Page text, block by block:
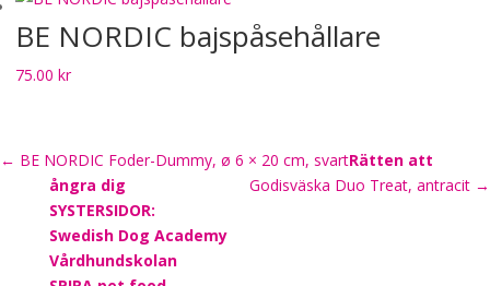
BE NORDIC bajspåsehållare
75.00 kr
← BE NORDIC Foder-Dummy, ø 6 × 20 cm, svart
Godisväska Duo Treat, antracit →
Rätten att
ångra dig
SYSTERSIDOR:
Swedish Dog Academy
Vårdhundskolan